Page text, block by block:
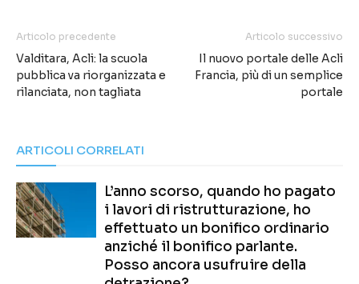
Articolo precedente
Valditara, Acli: la scuola
pubblica va riorganizzata e
rilanciata, non tagliata
Articolo successivo
Il nuovo portale delle Acli
Francia, più di un semplice
portale
ARTICOLI CORRELATI
L’anno scorso, quando ho pagato
i lavori di ristrutturazione, ho
effettuato un bonifico ordinario
anziché il bonifico parlante.
Posso ancora usufruire della